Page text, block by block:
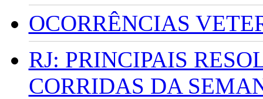
OCORRÊNCIAS
RJ: PRINCIPAIS
CORRIDAS DA